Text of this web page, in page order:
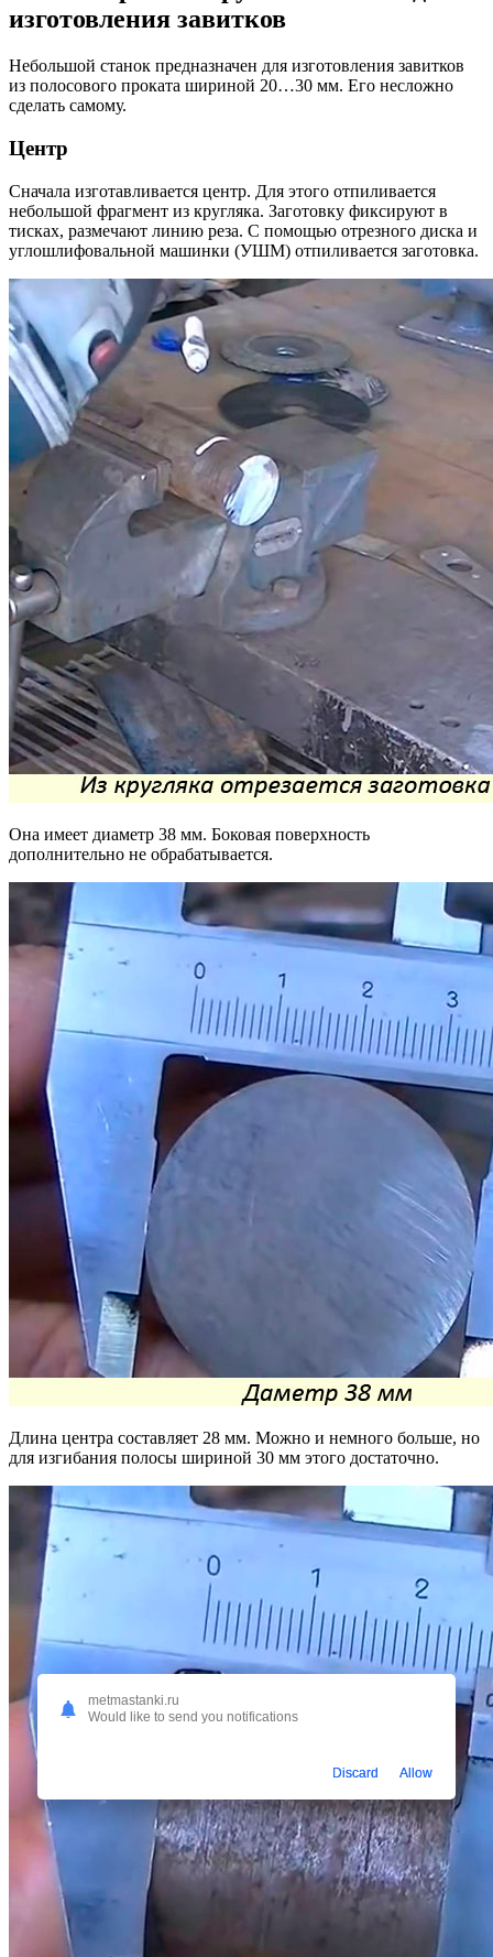
изготовления завитков
Небольшой станок предназначен для изготовления завитков
из полосового проката шириной 20…30 мм. Его несложно
сделать самому.
Центр
Сначала изготавливается центр. Для этого отпиливается
небольшой фрагмент из кругляка. Заготовку фиксируют в
тисках, размечают линию реза. С помощью отрезного диска и
углошлифовальной машинки (УШМ) отпиливается заготовка.
Она имеет диаметр 38 мм. Боковая поверхность
дополнительно не обрабатывается.
Длина центра составляет 28 мм. Можно и немного больше, но
для изгибания полосы шириной 30 мм этого достаточно.
metmastanki.ru
Would like to send you notifications
Discard Allow